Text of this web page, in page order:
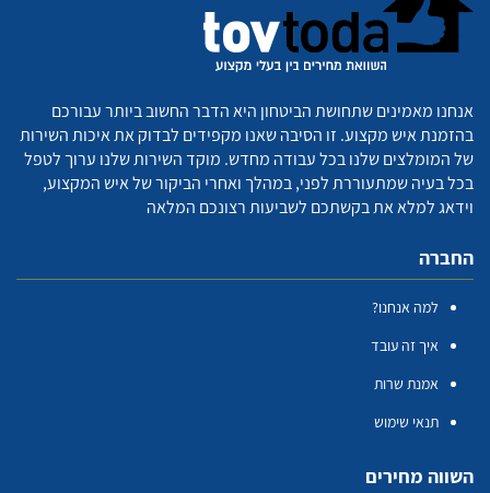
אנחנו מאמינים שתחושת הביטחון היא הדבר החשוב ביותר עבורכם
בהזמנת איש מקצוע. זו הסיבה שאנו מקפידים לבדוק את איכות השירות
של המומלצים שלנו בכל עבודה מחדש. מוקד השירות שלנו ערוך לטפל
בכל בעיה שמתעוררת לפני, במהלך ואחרי הביקור של איש המקצוע,
וידאג למלא את בקשתכם לשביעות רצונכם המלאה
החברה
למה אנחנו?
איך זה עובד
אמנת שרות
תנאי שימוש
השווה מחירים